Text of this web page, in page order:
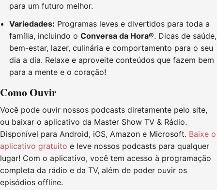
para um futuro melhor.
Variedades: Programas leves e divertidos para toda a
família, incluindo oConversa da Hora®. Dicas de saúde,
bem-estar, lazer, culinária e comportamento para o seu
dia a dia. Relaxe e aproveite conteúdos que fazem bem
para a mente e o coração!
Como Ouvir
Você pode ouvir nossos podcasts diretamente pelo site,
ou baixar o aplicativo da Master Show TV & Rádio.
Disponível para Android, iOS, Amazon e Microsoft. Baixe o
aplicativo gratuito e leve nossos podcasts para qualquer
lugar! Com o aplicativo, você tem acesso à programação
completa da rádio e da TV, além de poder ouvir os
episódios offline.